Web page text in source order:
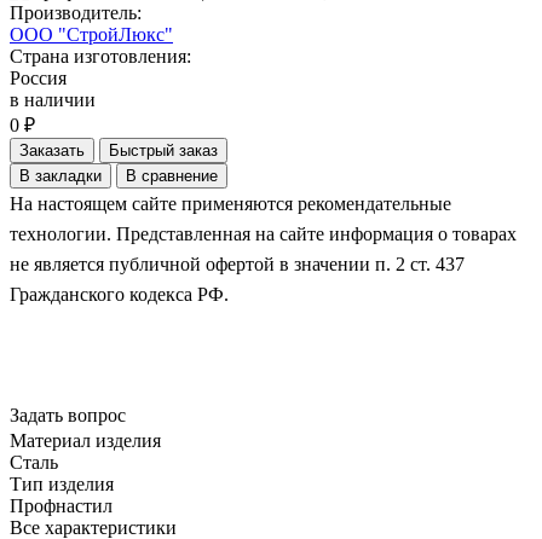
Производитель:
ООО "СтройЛюкс"
Страна изготовления:
Россия
в наличии
0 ₽
Заказать
Быстрый заказ
В закладки
В сравнение
На настоящем сайте применяются рекомендательные
технологии. Представленная на сайте информация о товарах
не является публичной офертой в значении п. 2 ст. 437
Гражданского кодекса РФ.
Задать вопрос
Материал изделия
Сталь
Тип изделия
Профнастил
Все характеристики